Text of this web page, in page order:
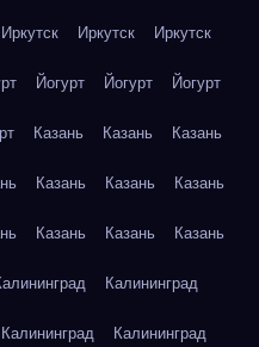
Иркутск Иркутск Иркутск
Йогурт Йогурт Йогурт
Казань Казань Казань
Казань Казань Казань
Казань Казань Казань
Калининград
Калининград Калининград